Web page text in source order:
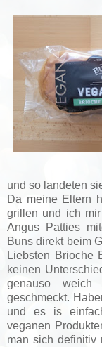
und so landeten
Da meine Eltern
grillen und ich
Angus Patties
Buns direkt beim
Liebsten Brioche
keinen
genauso
geschmeckt.
und es is
veganen
man sich definitiv